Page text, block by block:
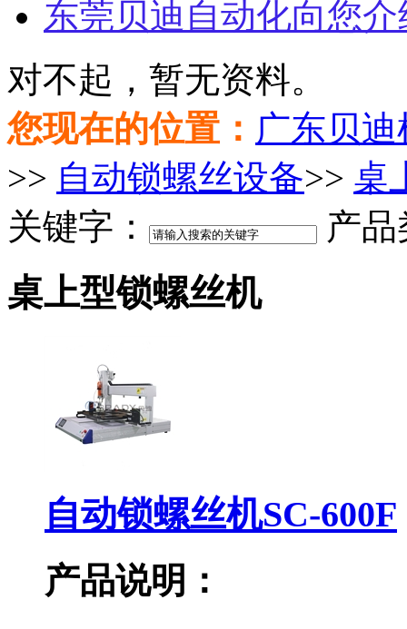
东莞贝迪自动化向您
对不起，暂无资料。
您现在的位置： 广东贝
>> 自动锁螺丝设备>> 桌
关键字：
产
桌上型锁螺丝机
自动锁螺丝机SC-600F
产品说明：